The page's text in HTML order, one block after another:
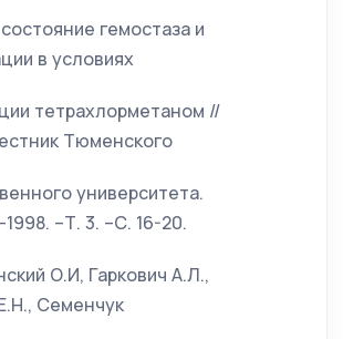
гемостаза и
в условиях
тетрахлорметаном //
Тюменского
университета.
–Т. 3. –С. 16-20.
О.И, Гаркович А.Л.,
Семенчук